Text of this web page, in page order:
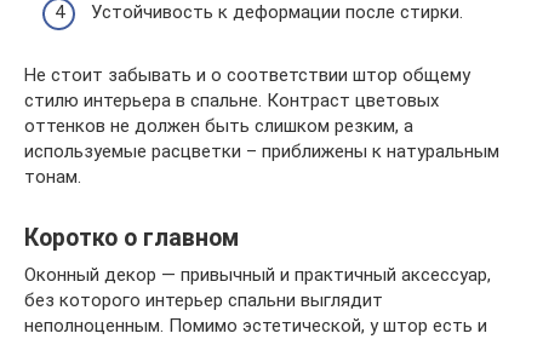
Устойчивость к деформации после стирки.
Не стоит забывать и о соответствии штор общему
стилю интерьера в спальне. Контраст цветовых
оттенков не должен быть слишком резким, а
используемые расцветки – приближены к натуральным
тонам.
Коротко о главном
Оконный декор — привычный и практичный аксессуар,
без которого интерьер спальни выглядит
неполноценным. Помимо эстетической, у штор есть и